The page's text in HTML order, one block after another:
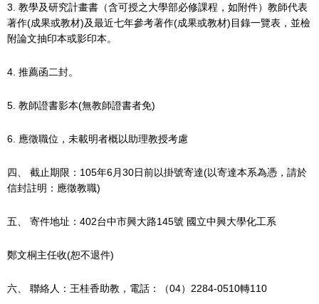
3. 教學及研究計畫書（含可授之大學部必修課程，如附件）教師代表
著作(成果或教材)及最近七年參考著作(成果或教材)目錄一覽表，並檢
附論文抽印本或影印本。
4. 推薦函二封。
5. 教師證書影本(無教師證書者免)
6. 應徵職位，未載明者概以助理教授考慮
四、
截止期限：105年6月30日前以掛號寄達(以寄達本系為憑，請於
信封註明：應徵教職)
五、 寄件地址：402台中市興大路145號 國立中興大學化工系
鄭文桐主任收(恕不退件)
六、 聯絡人：王桂香助教，電話：（04）2284-0510轉110